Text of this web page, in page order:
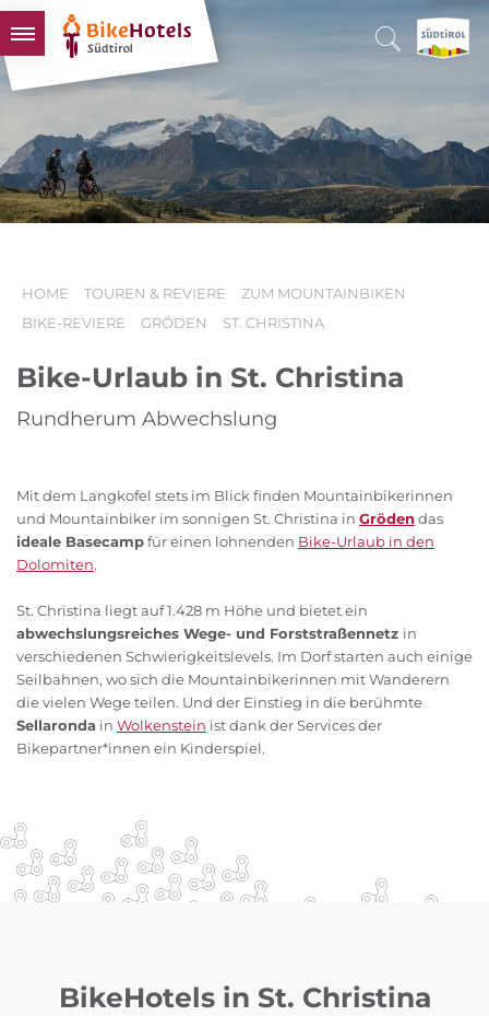
HOTELS & PAKETE
TOUREN & REVIERE
SÜDTIROL & WIR
HOME TOUREN & REVIERE
ZUM MOUNTAINBIKEN
BIKE-REVIERE
GRÖDEN ST. CHRISTINA
Bike-Urlaub in St. Christina
Rundherum Abwechslung
Mit dem Langkofel stets im Blick finden Mountainbikerinnen
und Mountainbiker im sonnigen St. Christina in Gröden das
ideale Basecampfür einen lohnenden Bike-Urlaub in den
Dolomiten.
St. Christina liegt auf 1.428 m Höhe und bietet ein
abwechslungsreiches Wege- und Forststraßennetz in
verschiedenen Schwierigkeitslevels. Im Dorf starten auch einige
Seilbahnen, wo sich die Mountainbikerinnen mit Wanderern
die vielen Wege teilen. Und der Einstieg in die berühmte
Sellaronda in Wolkenstein ist dank der Services der
Bikepartner*innen ein Kinderspiel.
BikeHotels in St. Christina